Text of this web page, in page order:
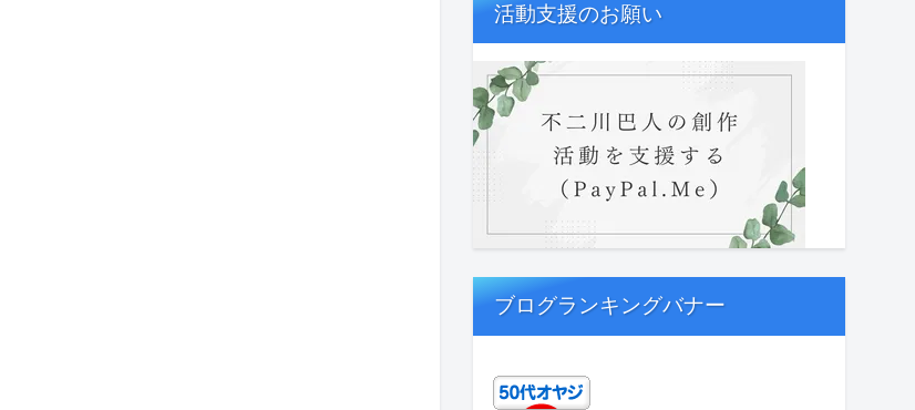
活動支援のお願い
ブログランキングバナー